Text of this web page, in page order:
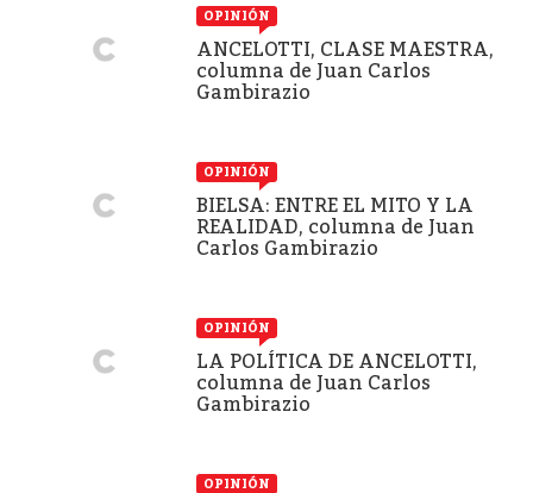
OPINIÓN
ANCELOTTI, CLASE MAESTRA,
columna de Juan Carlos
Gambirazio
OPINIÓN
BIELSA: ENTRE EL MITO Y LA
REALIDAD, columna de Juan
Carlos Gambirazio
OPINIÓN
LA POLÍTICA DE ANCELOTTI,
columna de Juan Carlos
Gambirazio
OPINIÓN